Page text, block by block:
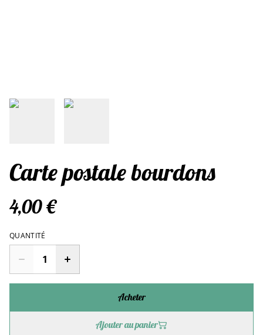
Carte postale bourdons
4,00 €
QUANTITÉ
Acheter
Ajouter au panier